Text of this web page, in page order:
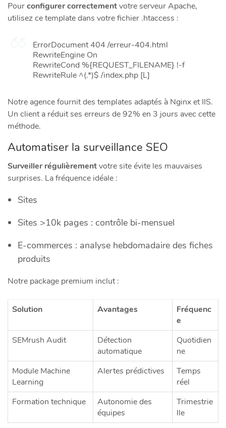
Pourconfigurer correctementvotre serveur Apache,
utilisez ce template dans votre fichier .htaccess :
ErrorDocument 404 /erreur-404.html
RewriteEngine On
RewriteCond %{REQUEST_FILENAME} !-f
RewriteRule ^(.*)$ /index.php [L]
Notre agence fournit des templates adaptés à Nginx et IIS.
Un client a réduit ses erreurs de 92% en 3 jours avec cette
méthode.
Automatiser la surveillance SEO
Surveiller régulièrementvotre site évite les mauvaises
surprises. La fréquence idéale :
Sites
Sites >10k pages : contrôle bi-mensuel
E-commerces : analyse hebdomadaire des fiches
produits
Notre package premium inclut :
Solution Avantages
Fréquenc
e
SEMrush Audit
Détection
automatique
Quotidien
ne
Module Machine
Learning
Alertes prédictives
Temps
réel
Formation technique
Autonomie des
équipes
Trimestrie
lle